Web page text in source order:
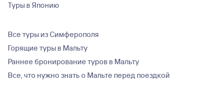
Туры в Японию
Все туры из Симферополя
Горящие туры в Мальту
Раннее бронирование туров в Мальту
Все, что нужно знать о Мальте перед поездкой